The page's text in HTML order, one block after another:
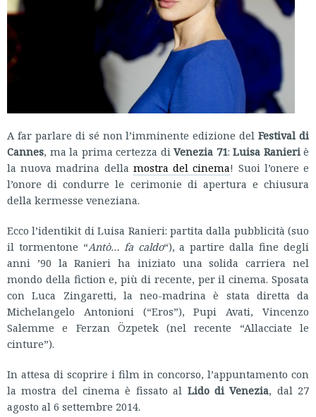
A far parlare di sé non l’imminente edizione delFestival di
Cannes, ma la prima certezza di Venezia 71: Luisa Ranieriè
la nuova madrina della mostra del cinema! Suoi l’onere e
l’onore di condurre le cerimonie di apertura e chiusura
della kermesse veneziana.
Ecco l’identikit di Luisa Ranieri: partita dalla pubblicità (suo
il tormentone “Antò… fa caldo“), a partire dalla fine degli
anni ’90 la Ranieri ha iniziato una solida carriera nel
mondo della fiction e, più di recente, per il cinema. Sposata
con Luca Zingaretti, la neo-madrina è stata diretta da
Michelangelo Antonioni (“Eros”), Pupi Avati, Vincenzo
Salemme e Ferzan Özpetek (nel recente “Allacciate le
cinture”).
In attesa di scoprire i film in concorso, l’appuntamento con
la mostra del cinema è fissato al Lido di Venezia, dal 27
agosto al 6 settembre 2014.